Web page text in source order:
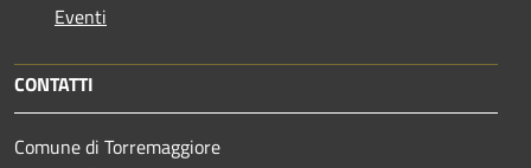
Eventi
CONTATTI
Comune di Torremaggiore